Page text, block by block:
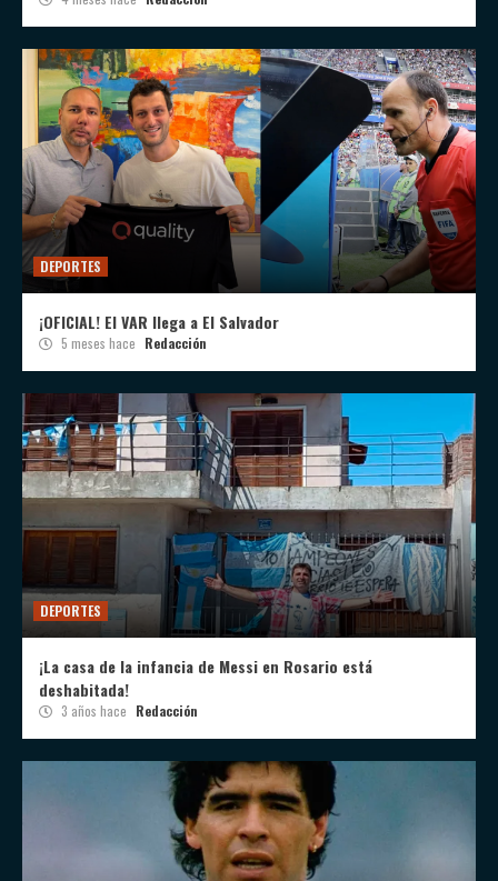
DEPORTES
¡OFICIAL! El VAR llega a El Salvador
5 meses hace Redacción
DEPORTES
¡La casa de la infancia de Messi en Rosario está
deshabitada!
3 años hace Redacción